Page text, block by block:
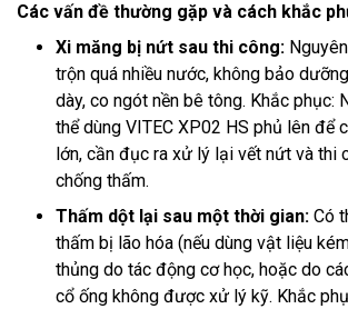
Các vấn đề thường gặp và cách khắc
Xi măng bị nứt sau thi công:
trộn quá nhiều nước, không bảo
dày, co ngót nền bê tông. Khắc phục:
thể dùng VITEC XP02 HS phủ lên để
lớn, cần đục ra xử lý lại vết nứt và thi
chống thấm.
Thấm dột lại sau một thời gian: Có
thấm bị lão hóa (nếu dùng vật liệu
thủng do tác động cơ học, hoặc do
cổ ống không được xử lý kỹ. Khắc